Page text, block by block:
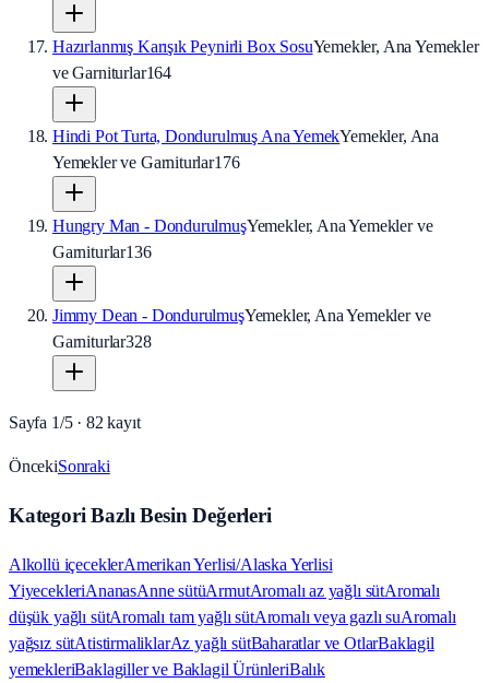
Hazırlanmış Karışık Peynirli Box SosuYemekler, Ana Yemekler
ve Garniturlar164
Hindi Pot Turta, Dondurulmuş Ana YemekYemekler, Ana
Yemekler ve Garniturlar176
Hungry Man - DondurulmuşYemekler, Ana Yemekler ve
Garniturlar136
Jimmy Dean - DondurulmuşYemekler, Ana Yemekler ve
Garniturlar328
Sayfa 1/5· 82 kayıt
ÖncekiSonraki
Kategori Bazlı Besin Değerleri
Alkollü içeceklerAmerikan Yerlisi/Alaska Yerlisi
YiyecekleriAnanasAnne sütüArmutAromalı az yağlı sütAromalı
düşük yağlı sütAromalı tam yağlı sütAromalı veya gazlı suAromalı
yağsız sütAtistirmaliklarAz yağlı sütBaharatlar ve OtlarBaklagil
yemekleriBaklagiller ve Baklagil ÜrünleriBalık